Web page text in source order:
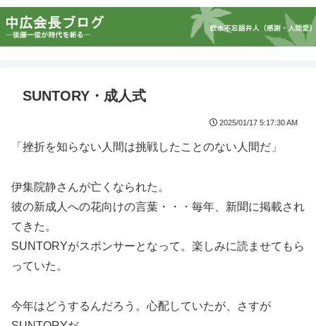
SUNTORY・成人式
2025/01/17 5:17:30 AM
「挫折を知らない人間は挑戦したことのない人間だ」
伊集院静さんが亡くなられた。
彼の新成人への花向けの言葉・・・毎年、新聞に掲載され
てきた。
SUNTORYがスポンサーとなって。楽しみに読ませてもら
っていた。
今年はどうするんだろう。心配していたが、さすが